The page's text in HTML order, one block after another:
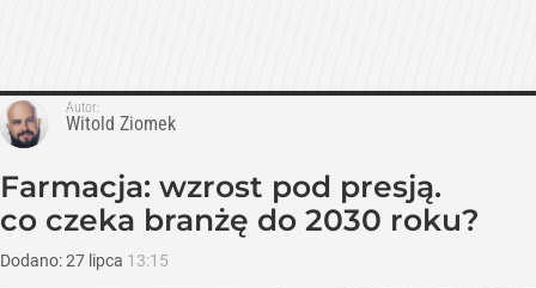
Autor:
Witold Ziomek
Farmacja: wzrost pod presją.
co czeka branżę do 2030 roku?
Dodano:27 lipca 13:15